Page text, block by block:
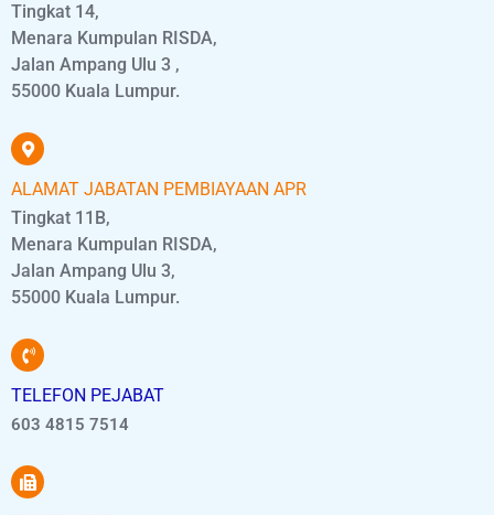
Tingkat 14,
Menara Kumpulan RISDA,
Jalan Ampang Ulu 3 ,
55000 Kuala Lumpur.
ALAMAT JABATAN PEMBIAYAAN APR
Tingkat 11B,
Menara Kumpulan RISDA,
Jalan Ampang Ulu 3,
55000 Kuala Lumpur.
TELEFON PEJABAT
603 4815 7514